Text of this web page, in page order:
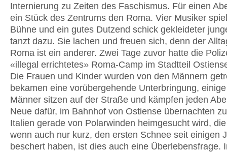
Internierung zu Zeiten des Faschismus. Für einen
ein Stück des Zentrums den Roma. Vier Musiker
Bühne und ein gutes Dutzend schick gekleideter
tanzt dazu. Sie lachen und freuen sich, denn der
Roma ist ein anderer. Zwei Tage zuvor hatte die
«illegal errichtetes» Roma-Camp im Stadtteil
Die Frauen und Kinder wurden von den Männern
bekamen eine vorübergehende Unterbringung,
Männer sitzen auf der Straße und kämpfen jeden
Neue dafür, im Bahnhof von Ostiense übernachten
Italien gerade von Polarwinden heimgesucht wird,
wenn auch nur kurz, den ersten Schnee seit einigen
beschert haben, ist dies auch eine Überlebensfrage.